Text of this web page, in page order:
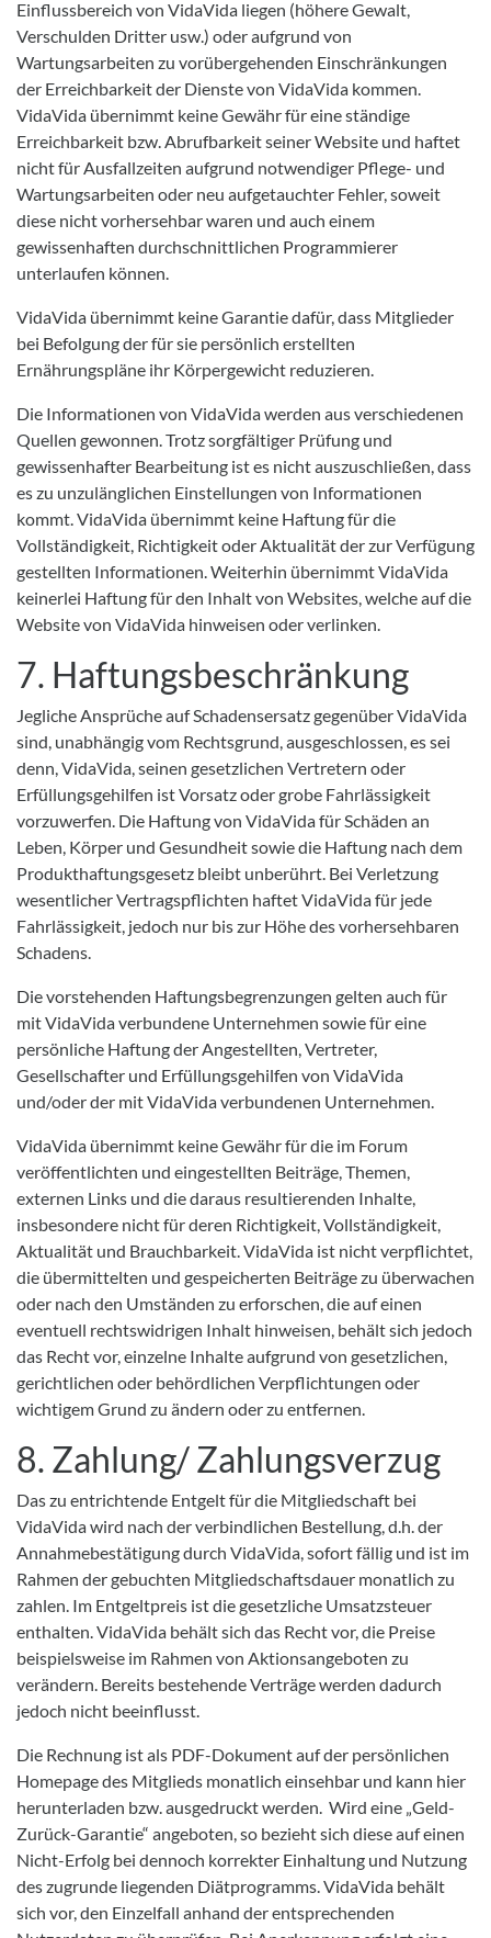
Einflussbereich von VidaVida liegen (höhere Gewalt,
Verschulden Dritter usw.) oder aufgrund von
Wartungsarbeiten zu vorübergehenden Einschränkungen
der Erreichbarkeit der Dienste von VidaVida kommen.
VidaVida übernimmt keine Gewähr für eine ständige
Erreichbarkeit bzw. Abrufbarkeit seiner Website und haftet
nicht für Ausfallzeiten aufgrund notwendiger Pflege- und
Wartungsarbeiten oder neu aufgetauchter Fehler, soweit
diese nicht vorhersehbar waren und auch einem
gewissenhaften durchschnittlichen Programmierer
unterlaufen können.
VidaVida übernimmt keine Garantie dafür, dass Mitglieder
bei Befolgung der für sie persönlich erstellten
Ernährungspläne ihr Körpergewicht reduzieren.
Die Informationen von VidaVida werden aus verschiedenen
Quellen gewonnen. Trotz sorgfältiger Prüfung und
gewissenhafter Bearbeitung ist es nicht auszuschließen, dass
es zu unzulänglichen Einstellungen von Informationen
kommt. VidaVida übernimmt keine Haftung für die
Vollständigkeit, Richtigkeit oder Aktualität der zur Verfügung
gestellten Informationen. Weiterhin übernimmt VidaVida
keinerlei Haftung für den Inhalt von Websites, welche auf die
Website von VidaVida hinweisen oder verlinken.
7. Haftungsbeschränkung
Jegliche Ansprüche auf Schadensersatz gegenüber VidaVida
sind, unabhängig vom Rechtsgrund, ausgeschlossen, es sei
denn, VidaVida, seinen gesetzlichen Vertretern oder
Erfüllungsgehilfen ist Vorsatz oder grobe Fahrlässigkeit
vorzuwerfen. Die Haftung von VidaVida für Schäden an
Leben, Körper und Gesundheit sowie die Haftung nach dem
Produkthaftungsgesetz bleibt unberührt. Bei Verletzung
wesentlicher Vertragspflichten haftet VidaVida für jede
Fahrlässigkeit, jedoch nur bis zur Höhe des vorhersehbaren
Schadens.
Die vorstehenden Haftungsbegrenzungen gelten auch für
mit VidaVida verbundene Unternehmen sowie für eine
persönliche Haftung der Angestellten, Vertreter,
Gesellschafter und Erfüllungsgehilfen von VidaVida
und/oder der mit VidaVida verbundenen Unternehmen.
VidaVida übernimmt keine Gewähr für die im Forum
veröffentlichten und eingestellten Beiträge, Themen,
externen Links und die daraus resultierenden Inhalte,
insbesondere nicht für deren Richtigkeit, Vollständigkeit,
Aktualität und Brauchbarkeit. VidaVida ist nicht verpflichtet,
die übermittelten und gespeicherten Beiträge zu überwachen
oder nach den Umständen zu erforschen, die auf einen
eventuell rechtswidrigen Inhalt hinweisen, behält sich jedoch
das Recht vor, einzelne Inhalte aufgrund von gesetzlichen,
gerichtlichen oder behördlichen Verpflichtungen oder
wichtigem Grund zu ändern oder zu entfernen.
8. Zahlung/ Zahlungsverzug
Das zu entrichtende Entgelt für die Mitgliedschaft bei
VidaVida wird nach der verbindlichen Bestellung, d.h. der
Annahmebestätigung durch VidaVida, sofort fällig und ist im
Rahmen der gebuchten Mitgliedschaftsdauer monatlich zu
zahlen. Im Entgeltpreis ist die gesetzliche Umsatzsteuer
enthalten. VidaVida behält sich das Recht vor, die Preise
beispielsweise im Rahmen von Aktionsangeboten zu
verändern. Bereits bestehende Verträge werden dadurch
jedoch nicht beeinflusst.
Die Rechnung ist als PDF-Dokument auf der persönlichen
Homepage des Mitglieds monatlich einsehbar und kann hier
herunterladen bzw. ausgedruckt werden. Wird eine „Geld-
Zurück-Garantie“ angeboten, so bezieht sich diese auf einen
Nicht-Erfolg bei dennoch korrekter Einhaltung und Nutzung
des zugrunde liegenden Diätprogramms. VidaVida behält
sich vor, den Einzelfall anhand der entsprechenden